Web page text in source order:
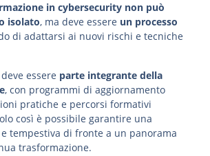
in cybersecurity non può
isolato, ma deve essere un processo
di adattarsi ai nuovi rischi e tecniche
essere parte integrante della
, con programmi di aggiornamento
pratiche e percorsi formativi
così è possibile garantire una
tempestiva di fronte a un panorama
trasformazione.